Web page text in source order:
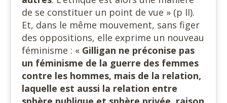
de se constituer un point de vue » (p II).
Et, dans le même mouvement, sans figer
des oppositions, elle exprime un nouveau
féminisme : « Gilligan ne préconise pas
un féminisme de la guerre des femmes
contre les hommes, mais de la relation,
laquelle est aussi la relation entre